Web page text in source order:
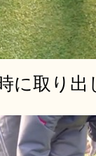
に取り